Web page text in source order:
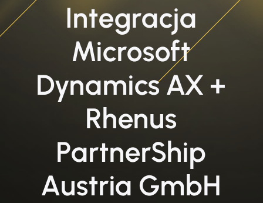
Integracja
Microsoft
Dynamics AX +
Rhenus
PartnerShip
Austria GmbH